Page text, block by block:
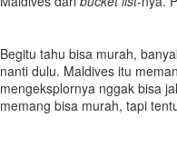
Begitu tahu bisa murah,
nanti dulu. Maldives itu
mengeksplornya nggak bisa
memang bisa murah, tapi